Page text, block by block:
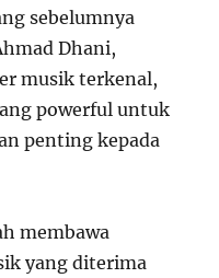
sebelumnya
Dhani,
musik terkenal,
powerful untuk
penting kepada
membawa
yang diterima